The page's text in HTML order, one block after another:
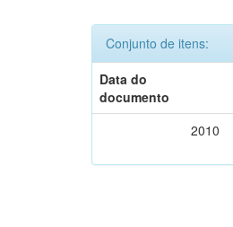
Conjunto de itens:
Data do
documento
2010